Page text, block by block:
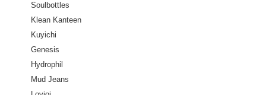
Soulbottles
Klean Kanteen
Kuyichi
Genesis
Hydrophil
Mud Jeans